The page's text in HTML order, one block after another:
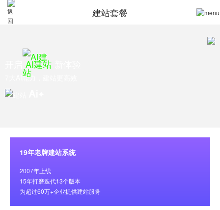
建站套餐
AI建站
7大AI能力，建站更高效
19年老牌建站系统
2007年上线
15年打磨迭代13个版本
为超过60万+企业提供建站服务